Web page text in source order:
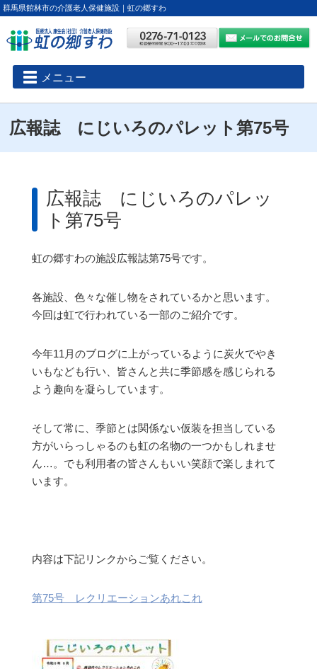
群馬県館林市の介護老人保健施設｜虹の郷すわ
メニュー
広報誌 にじいろのパレット第75号
広報誌 にじいろのパレッ
ト第75号
虹の郷すわの施設広報誌第75号です。
各施設、色々な催し物をされているかと思います。
今回は虹で行われている一部のご紹介です。
今年11月のブログに上がっているように炭火でやき
いもなども行い、皆さんと共に季節感を感じられる
よう趣向を凝らしています。
そして常に、季節とは関係ない仮装を担当している
方がいらっしゃるのも虹の名物の一つかもしれませ
ん…。でも利用者の皆さんもいい笑顔で楽しまれて
います。
内容は下記リンクからご覧ください。
第75号 レクリエーションあれこれ